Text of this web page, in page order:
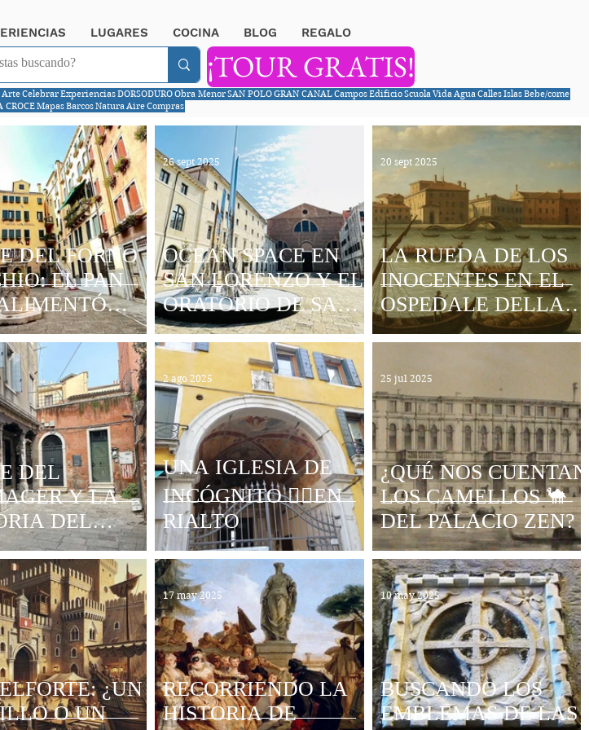
LUGARES COCINA BLOG REGALO
¡TOUR GRATIS!
ArteCelebrarExperienciasDORSODUROObra MenorSAN POLOGRAN CANALCamposEdificioScuolaVidaAguaCallesIslasBebe/come
CROCEMapasBarcosNaturaAireCompras
DEL FORNO
EL PAN
Y MAR
OCEAN SPACE EN
SAN LORENZO Y EL
ORATORIO DE SAN
BASTIAN
26 sept 2025
LA RUEDA DE LOS
INOCENTES EN EL
OSPEDALE DELLA
PIETÀ
20 sept 2025
DEL
Y LA
DEL
🧀
UNA IGLESIA DE
INCÓGNITO 😶‍🌫️EN
RIALTO
2 ago 2025
¿QUÉ NOS CUENTAN
LOS CAMELLOS 🐪
DEL PALACIO ZEN?
25 jul 2025
¿UN
O UN
RECORRIENDO LA
HISTORIA DE
17 may 2025
BUSCANDO LOS
EMBLEMAS DE LAS
10 may 2025